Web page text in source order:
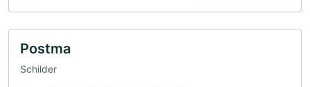
Postma
Schilder